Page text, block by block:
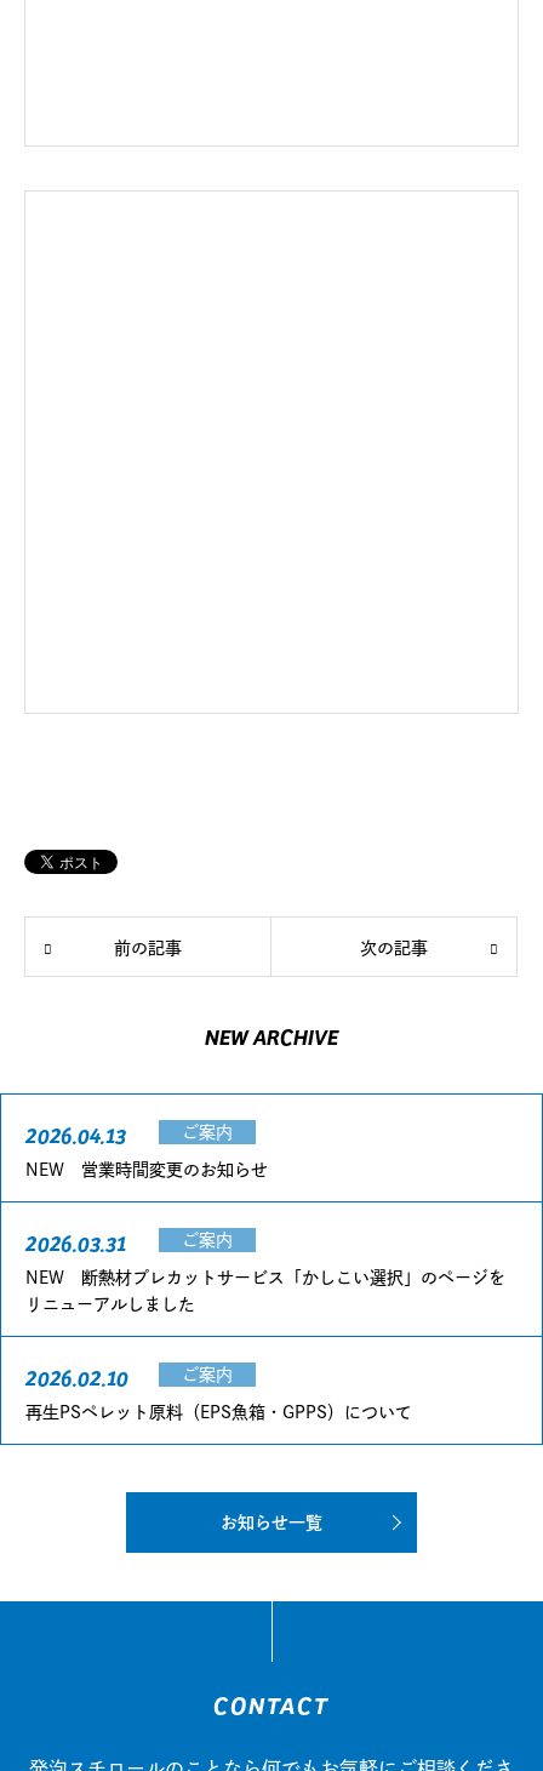
前の記事 次の記事
NEW ARCHIVE
2026.04.13 ご案内
NEW 営業時間変更のお知らせ
2026.03.31 ご案内
NEW 断熱材プレカットサービス「かしこい選択」のページを
リニューアルしました
2026.02.10 ご案内
再生PSペレット原料（EPS魚箱・GPPS）について
お知らせ一覧
CONTACT